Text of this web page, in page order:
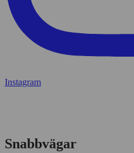
Instagram
Snabbvägar